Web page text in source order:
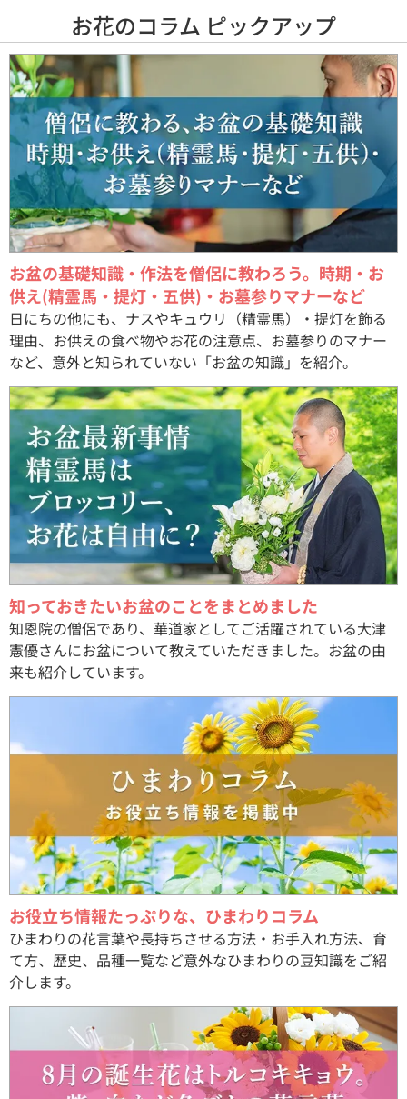
お花のコラム ピックアップ
お盆の基礎知識・作法を僧侶に教わろう。時期・お
供え(精霊馬・提灯・五供)・お墓参りマナーなど
日にちの他にも、ナスやキュウリ（精霊馬）・提灯を飾る
理由、お供えの食べ物やお花の注意点、お墓参りのマナー
など、意外と知られていない「お盆の知識」を紹介。
知っておきたいお盆のことをまとめました
知恩院の僧侶であり、華道家としてご活躍されている大津
憲優さんにお盆について教えていただきました。お盆の由
来も紹介しています。
お役立ち情報たっぷりな、ひまわりコラム
ひまわりの花言葉や長持ちさせる方法・お手入れ方法、育
て方、歴史、品種一覧など意外なひまわりの豆知識をご紹
介します。